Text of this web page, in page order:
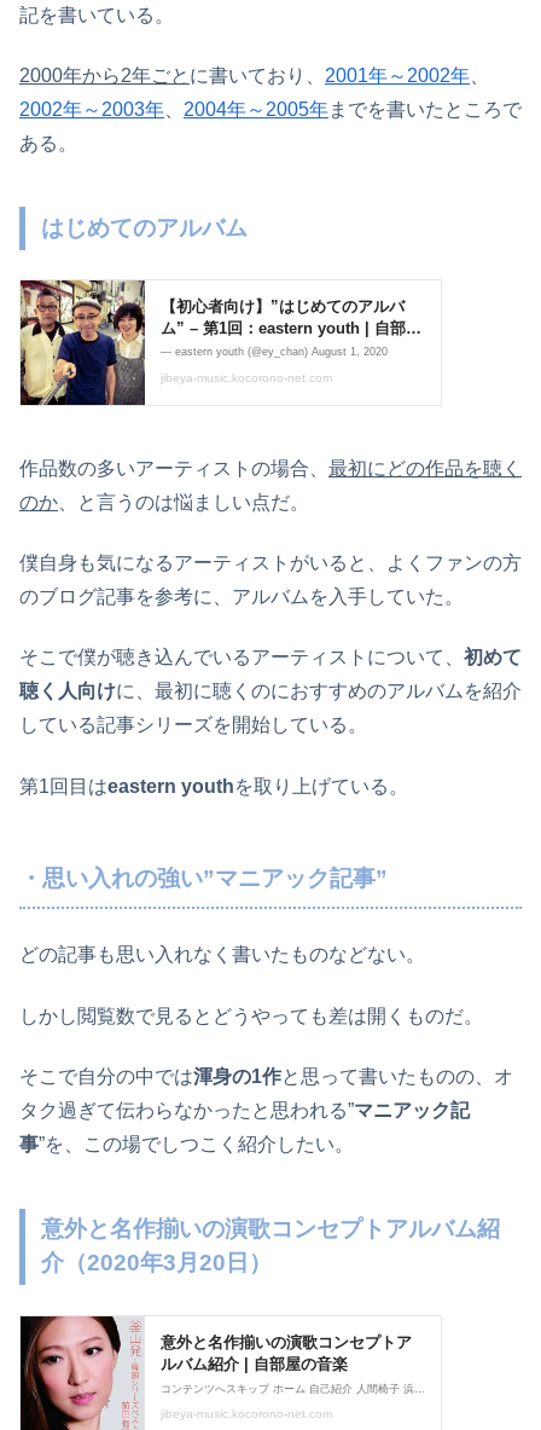
記を書いている。
2000年から2年ごと に書いており、 2001年～2002年
2002年～2003年
2004年～2005年までを書いたところで
ある。
はじめてのアルバム
作品数の多いアーティストの場合、 最初にどの作品を聴く
のか 、と言うのは悩ましい点だ。
僕自身も気になるアーティストがいると、よくファンの方
のブログ記事を参考に、アルバムを入手していた。
そこで僕が聴き込んでいるアーティストについて、 初めて
聴く人向けに、最初に聴くのにおすすめのアルバムを紹介
している記事シリーズを開始している。
第1回目はeastern youthを取り上げている。
・思い入れの強い”マニアック記事”
どの記事も思い入れなく書いたものなどない。
しかし閲覧数で見るとどうやっても差は開くものだ。
そこで自分の中では渾身の1作と思って書いたものの、オ
タク過ぎて伝わらなかったと思われる”マニアック記
事”を、この場でしつこく紹介したい。
意外と名作揃いの演歌コンセプトアルバム紹
介（2020年3月20日）